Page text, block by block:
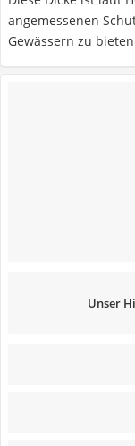
angemessenen
Gewässern zu
Unser